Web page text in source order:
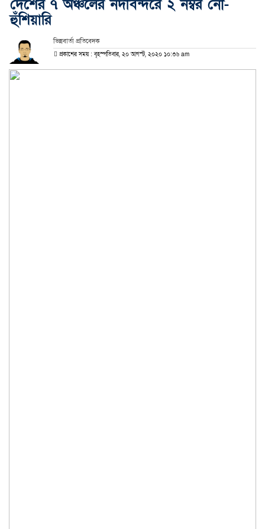
দেশের ৭ অঞ্চলের নদীবন্দরে ২ নম্বর নৌ-
হুঁশিয়ারি
ভিন্নবার্তা প্রতিবেদক
প্রকাশের সময় : বৃহস্পতিবার, ২০ আগস্ট, ২০২০ ১০:৩৬ am